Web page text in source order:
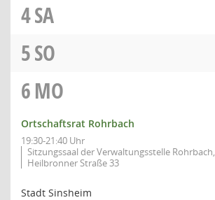
4SA
5SO
6MO
Ortschaftsrat Rohrbach
19:30-21:40 Uhr
Sitzungssaal der Verwaltungsstelle Rohrbach,
Heilbronner Straße 33
Stadt Sinsheim